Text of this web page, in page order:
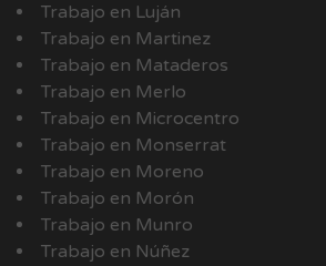
Trabajo en Luján
Trabajo en Martinez
Trabajo en Mataderos
Trabajo en Merlo
Trabajo en Microcentro
Trabajo en Monserrat
Trabajo en Moreno
Trabajo en Morón
Trabajo en Munro
Trabajo en Núñez